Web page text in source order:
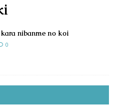
nibanme no koi
0